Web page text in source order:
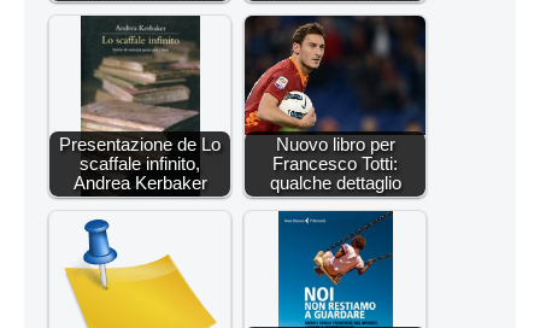
Presentazione de Lo
scaffale infinito,
Andrea Kerbaker
Nuovo libro per
Francesco Totti:
qualche dettaglio